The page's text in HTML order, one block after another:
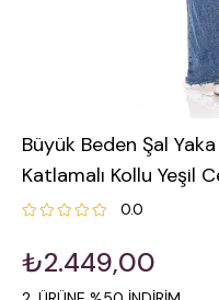
Büyük Beden Şal
Katlamalı Kollu Yeşil
0.0
₺2.449,00